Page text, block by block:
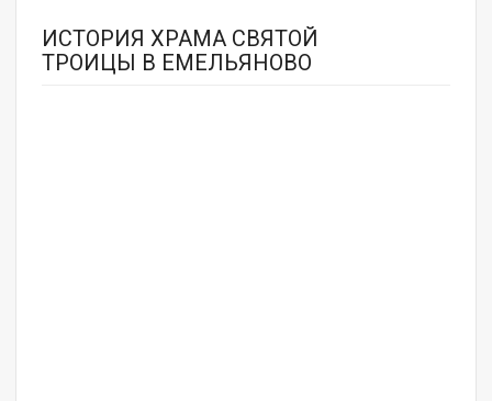
ИСТОРИЯ ХРАМА СВЯТОЙ
ТРОИЦЫ В ЕМЕЛЬЯНОВО